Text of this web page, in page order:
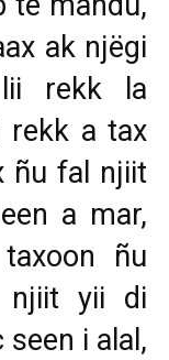
ak njëgi
rekk la
rekk a tax
ñu fal njiit
a mar,
ñu
njiit yii di
seen i alal,